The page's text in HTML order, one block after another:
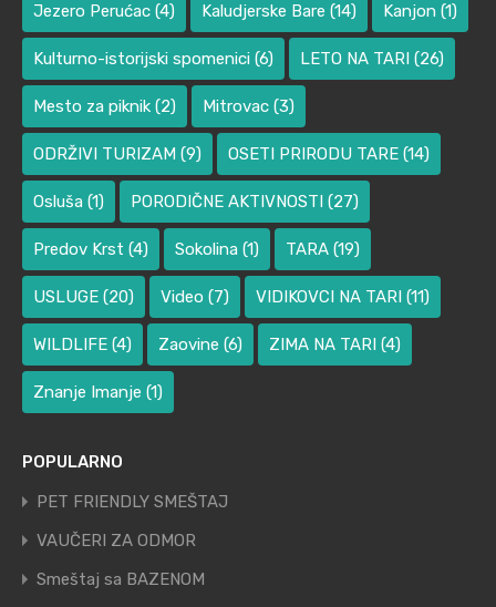
Jezero Perućac (4) Kaludjerske Bare (14) Kanjon (1)
Kulturno-istorijski spomenici (6) LETO NA TARI (26)
Mesto za piknik (2) Mitrovac (3)
ODRŽIVI TURIZAM (9) OSETI PRIRODU TARE (14)
Osluša (1) PORODIČNE AKTIVNOSTI (27)
Predov Krst (4) Sokolina (1) TARA (19)
USLUGE (20) Video (7) VIDIKOVCI NA TARI (11)
WILDLIFE (4) Zaovine (6) ZIMA NA TARI (4)
Znanje Imanje (1)
POPULARNO
PET FRIENDLY SMEŠTAJ
VAUČERI ZA ODMOR
Smeštaj sa BAZENOM